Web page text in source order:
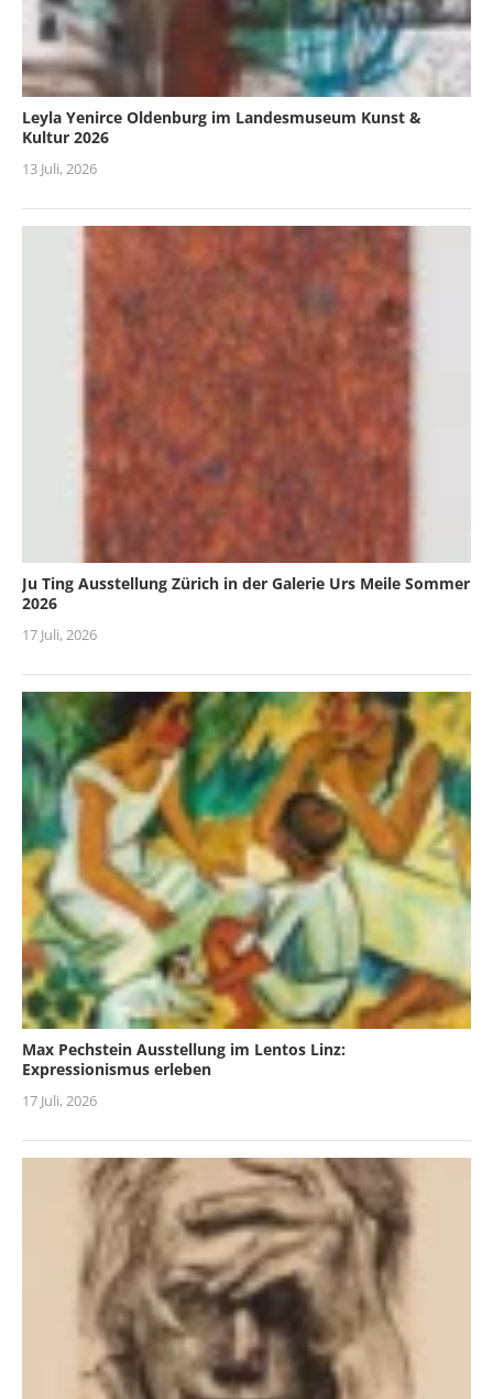
Leyla Yenirce Oldenburg im Landesmuseum Kunst &
Kultur 2026
13 Juli, 2026
Ju Ting Ausstellung Zürich in der Galerie Urs Meile Sommer
2026
17 Juli, 2026
Max Pechstein Ausstellung im Lentos Linz:
Expressionismus erleben
17 Juli, 2026